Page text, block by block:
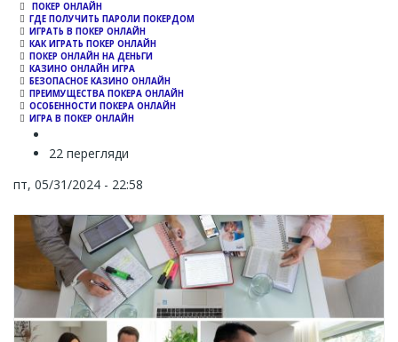
ПОКЕР ОНЛАЙН
ГДЕ ПОЛУЧИТЬ ПАРОЛИ ПОКЕРДОМ
ИГРАТЬ В ПОКЕР ОНЛАЙН
КАК ИГРАТЬ ПОКЕР ОНЛАЙН
ПОКЕР ОНЛАЙН НА ДЕНЬГИ
КАЗИНО ОНЛАЙН ИГРА
БЕЗОПАСНОЕ КАЗИНО ОНЛАЙН
ПРЕИМУЩЕСТВА ПОКЕРА ОНЛАЙН
ОСОБЕННОСТИ ПОКЕРА ОНЛАЙН
ИГРА В ПОКЕР ОНЛАЙН
22 перегляди
пт, 05/31/2024 - 22:58